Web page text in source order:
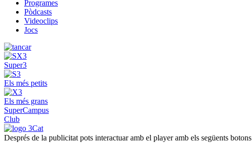
Programes
Pòdcasts
Videoclips
Jocs
Super3
Els més petits
Els més grans
SuperCampus
Club
Després de la publicitat pots interactuar amb el player amb els següents botons